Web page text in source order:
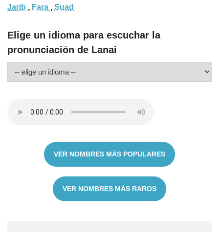
Jarib , Fara , Suad
Elige un idioma para escuchar la
pronunciación de Lanai
VER NOMBRES MÁS POPULARES
VER NOMBRES MÁS RAROS